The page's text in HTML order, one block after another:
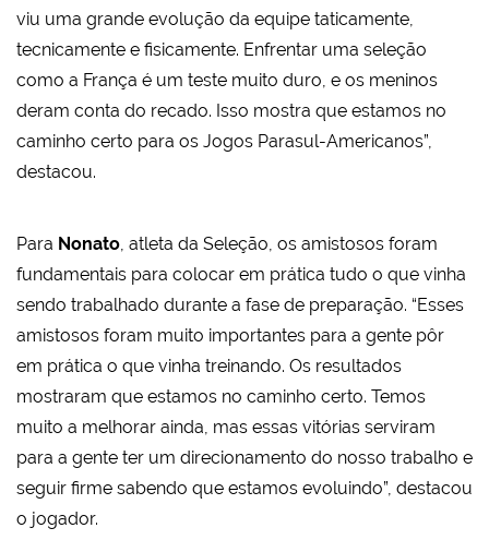
viu uma grande evolução da equipe taticamente,
tecnicamente e fisicamente. Enfrentar uma seleção
como a França é um teste muito duro, e os meninos
deram conta do recado. Isso mostra que estamos no
caminho certo para os Jogos Parasul-Americanos”,
destacou.
Para Nonato , atleta da Seleção, os amistosos foram
fundamentais para colocar em prática tudo o que vinha
sendo trabalhado durante a fase de preparação. “Esses
amistosos foram muito importantes para a gente pôr
em prática o que vinha treinando. Os resultados
mostraram que estamos no caminho certo. Temos
muito a melhorar ainda, mas essas vitórias serviram
para a gente ter um direcionamento do nosso trabalho e
seguir firme sabendo que estamos evoluindo”, destacou
o jogador.